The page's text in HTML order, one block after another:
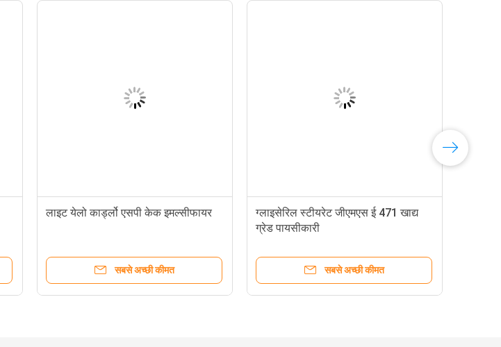
लाइट येलो कार्ड्लो एसपी केक इमल्सीफायर
सबसे अच्छी कीमत
ग्लाइसेरिल स्टीयरेट जीएमएस ई 471 खाद्य
ग्रेड पायसीकारी
सबसे अच्छी कीमत